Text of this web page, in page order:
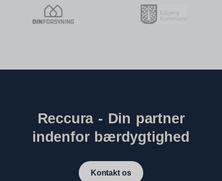
Reccura - Din partner
indenfor bærdygtighed
Kontakt os